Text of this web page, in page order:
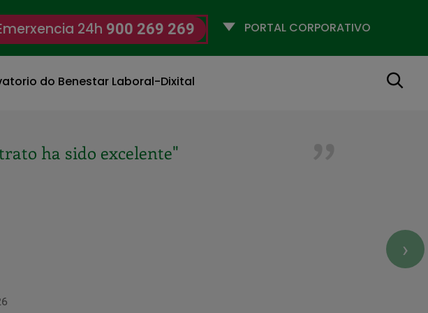
24h 900 269 269
Selecciona
do Benestar Laboral-Dixital Buscar
mi calidad de vida"
›